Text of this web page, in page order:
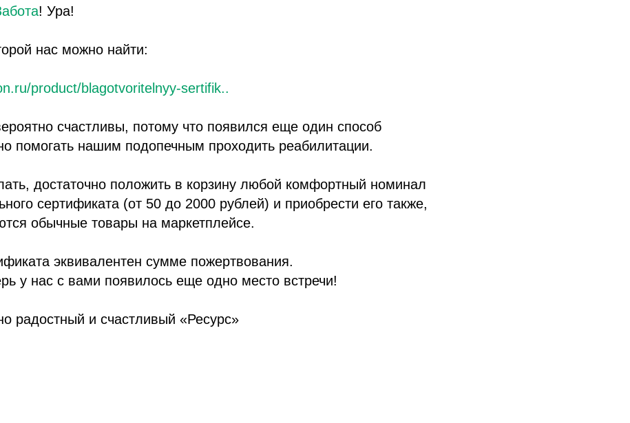
! Ура!
нас можно найти:
product/blagotvoritelnyy-sertifik..
счастливы, потому что появился еще один способ
помогать нашим подопечным проходить реабилитации.
достаточно положить в корзину любой комфортный номинал
сертификата (от 50 до 2000 рублей) и приобрести его также,
обычные товары на маркетплейсе.
эквивалентен сумме пожертвования.
у нас с вами появилось еще одно место встречи!
радостный и счастливый «Ресурс»